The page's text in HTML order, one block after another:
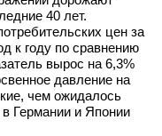
40 лет.
цен за
к году по сравнению
вырос на 6,3%
давление на
чем ожидалось
Германии и Японии